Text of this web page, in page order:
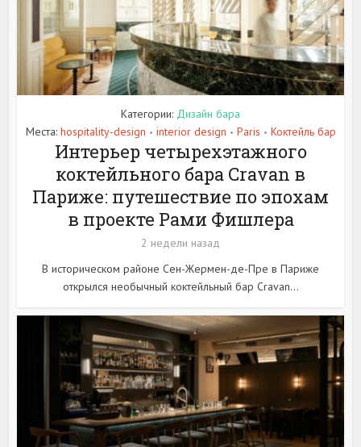
Категории: Дизайн бара
Места: hospitality-design • interior design • Paris • Коктейль бар
Интерьер четырехэтажного
коктейльного бара Cravan в
Париже: путешествие по эпохам
в проекте Рами Фишлера
2 недели назад
В историческом районе Сен-Жермен-де-Пре в Париже
открылся необычный коктейльный бар Cravan...